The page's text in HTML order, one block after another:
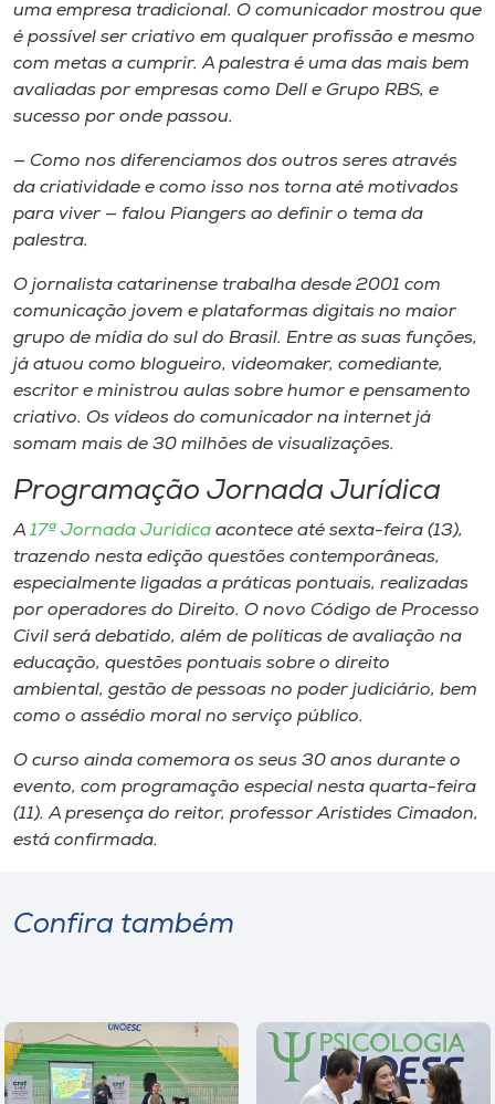
uma empresa tradicional. O comunicador mostrou que
é possível ser criativo em qualquer profissão e mesmo
com metas a cumprir. A palestra é uma das mais bem
avaliadas por empresas como Dell e Grupo RBS, e
sucesso por onde passou.
— Como nos diferenciamos dos outros seres através
da criatividade e como isso nos torna até motivados
para viver — falou Piangers ao definir o tema da
palestra.
O jornalista catarinense trabalha desde 2001 com
comunicação jovem e plataformas digitais no maior
grupo de mídia do sul do Brasil. Entre as suas funções,
já atuou como blogueiro, videomaker, comediante,
escritor e ministrou aulas sobre humor e pensamento
criativo. Os vídeos do comunicador na internet já
somam mais de 30 milhões de visualizações.
Programação Jornada Jurídica
A 17ª Jornada Jurídica acontece até sexta-feira (13),
trazendo nesta edição questões contemporâneas,
especialmente ligadas a práticas pontuais, realizadas
por operadores do Direito. O novo Código de Processo
Civil será debatido, além de políticas de avaliação na
educação, questões pontuais sobre o direito
ambiental, gestão de pessoas no poder judiciário, bem
como o assédio moral no serviço público.
O curso ainda comemora os seus 30 anos durante o
evento, com programação especial nesta quarta-feira
(11). A presença do reitor, professor Aristides Cimadon,
está confirmada.
Confira também